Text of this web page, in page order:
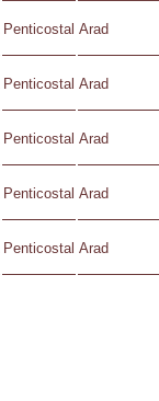
Penticostal Arad
Penticostal Arad
Penticostal Arad
Penticostal Arad
Penticostal Arad